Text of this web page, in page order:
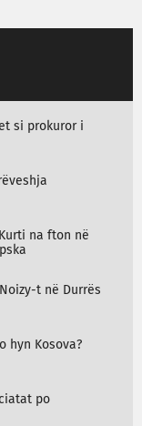
si prokuror i
na fton në
t në Durrës
hyn Kosova?
po